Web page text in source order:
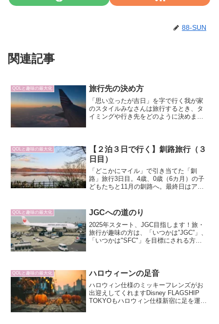
88-SUN
関連記事
QOLと趣味の最大化 旅行先の決め方
「思い立ったが吉日」を字で行く我が家
のスタイルみなさんは旅行するとき、タ
イミングや行き先をどのように決めます
ってくると思います。我が...
QOLと趣味の最大化
【２泊３日で行く】釧路旅行（３
日目）
「どこかにマイル」で引き当てた「釧
路」旅行3日目。4歳、0歳（6カ月）の子
どもたちと11月の釧路へ。最終日はアイ
湿原でタンチョウを探す一行。最後の最
後まで満喫し尽くす最終日。
QOLと趣味の最大化 JGCへの道のり
2025年スタート、JGC目指します！旅・
旅行が趣味の方は、「いつかは”JGC”」、
「いつかは"SFC"」を目標にされる方も
QOLと趣味の最大化 ハロウィーンの足音
ハロウィン仕様のミッキーフレンズがお
出迎えしてくれますDisney FLAGSHIP
TOKYOもハロウィン仕様新宿に足を運ん